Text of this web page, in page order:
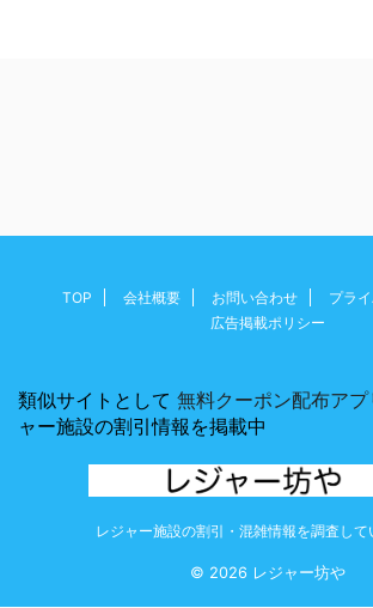
TOP 会社概要 お問い合わせ
プラ
広告掲載ポリシー
類似サイトとして 無料クーポン配布アプ
ャー施設の割引情報を掲載中
レジャー施設の割引・混雑情報を調査して
© 2026 レジャー坊や